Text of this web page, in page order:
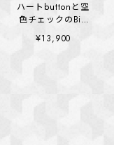
ハートbuttonと空
色チェックのBig
collar ワンピース
(kai1328)
¥13,900